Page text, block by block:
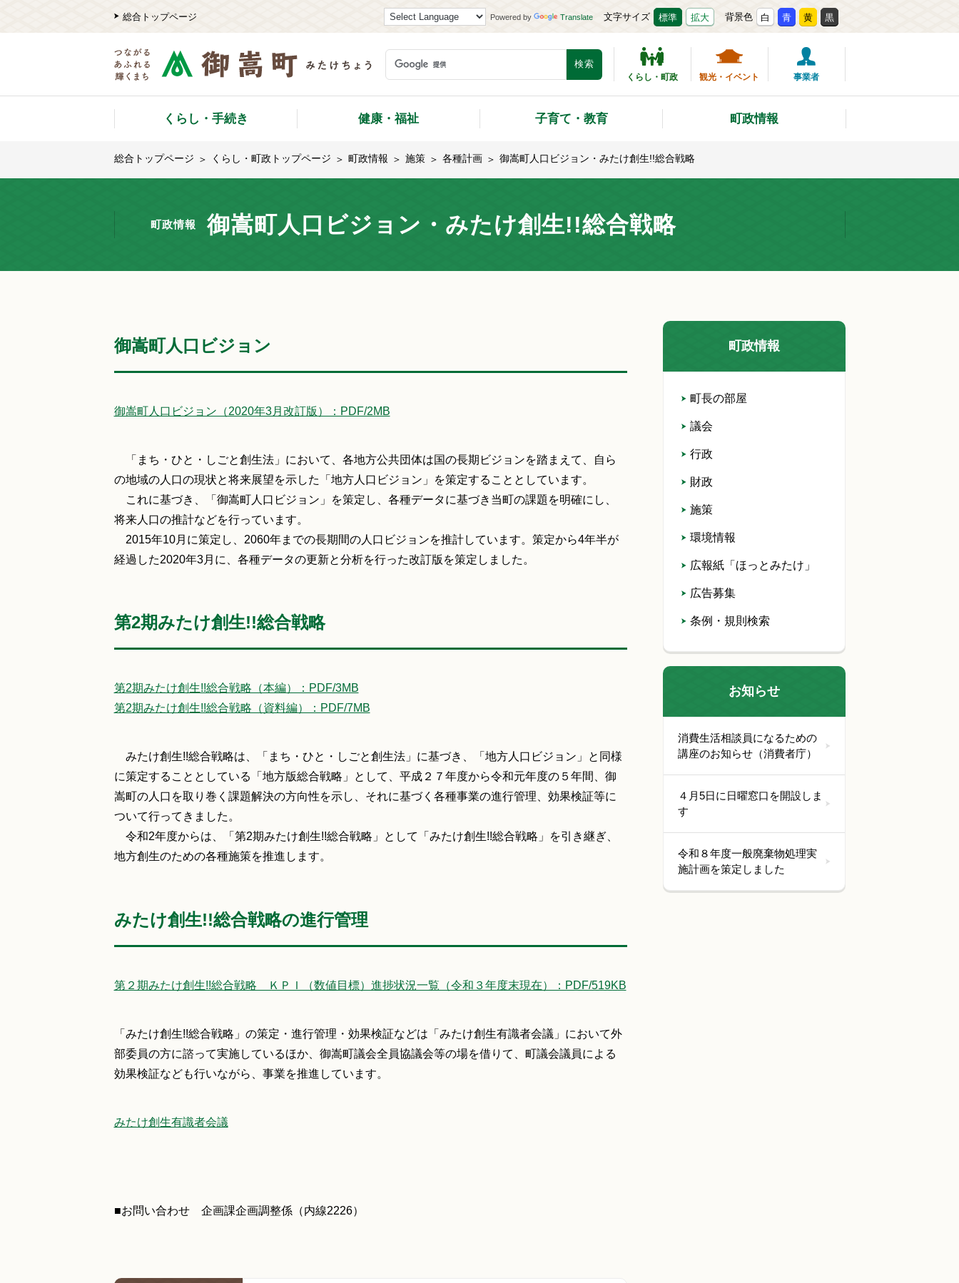
総合トップページ Powered by Translate 文字サイズ 標準 拡大 背景色 白 青 黄 黒
くらし・町政 観光・イベント 事業者
くらし・手続き 健康・福祉 子育て・教育 町政情報
総合トップページ くらし・町政トップページ 町政情報 施策 各種計画 御嵩町人口ビジョン・みたけ創生!!総合戦略
町政情報 御嵩町人口ビジョン・みたけ創生!!総合戦略
御嵩町人口ビジョン
御嵩町人口ビジョン（2020年3月改訂版）：PDF/2MB
「まち・ひと・しごと創生法」において、各地方公共団体は国の長期ビジョンを踏まえて、自ら
の地域の人口の現状と将来展望を示した「地方人口ビジョン」を策定することとしています。
これに基づき、「御嵩町人口ビジョン」を策定し、各種データに基づき当町の課題を明確にし、
将来人口の推計などを行っています。
2015年10月に策定し、2060年までの長期間の人口ビジョンを推計しています。策定から4年半が
経過した2020年3月に、各種データの更新と分析を行った改訂版を策定しました。
第2期みたけ創生!!総合戦略
第2期みたけ創生!!総合戦略（本編）：PDF/3MB
第2期みたけ創生!!総合戦略（資料編）：PDF/7MB
みたけ創生!!総合戦略は、「まち・ひと・しごと創生法」に基づき、「地方人口ビジョン」と同様
に策定することとしている「地方版総合戦略」として、平成２７年度から令和元年度の５年間、御
嵩町の人口を取り巻く課題解決の方向性を示し、それに基づく各種事業の進行管理、効果検証等に
ついて行ってきました。
令和2年度からは、「第2期みたけ創生!!総合戦略」として「みたけ創生!!総合戦略」を引き継ぎ、
地方創生のための各種施策を推進します。
みたけ創生!!総合戦略の進行管理
第２期みたけ創生!!総合戦略 ＫＰＩ（数値目標）進捗状況一覧（令和３年度末現在）：PDF/519KB
「みたけ創生!!総合戦略」の策定・進行管理・効果検証などは「みたけ創生有識者会議」において外
部委員の方に諮って実施しているほか、御嵩町議会全員協議会等の場を借りて、町議会議員による
効果検証なども行いながら、事業を推進しています。
みたけ創生有識者会議
■お問い合わせ 企画課企画調整係（内線2226）
町政情報
町長の部屋
議会
行政
財政
施策
環境情報
広報紙「ほっとみたけ」
広告募集
条例・規則検索
お知らせ
消費生活相談員になるための
講座のお知らせ（消費者庁）
４月5日に日曜窓口を開設しま
す
令和８年度一般廃棄物処理実
施計画を策定しました